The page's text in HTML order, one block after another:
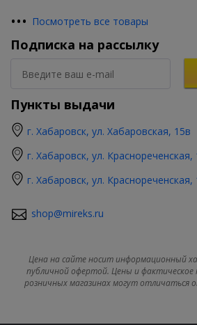
••• Посмотреть все товары
Подписка на рассылку
Пункты выдачи
г. Хабаровск, ул. Хабаровская, 15в
г. Хабаровск, ул. Краснореченская,
г. Хабаровск, ул. Краснореченская,
shop@mireks.ru
Цена на сайте носит информационный
публичной офертой. Цены и фактическое
розничных магазинах могут отличаться